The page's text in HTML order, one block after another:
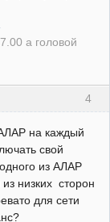
а головой
4
на каждый
свой
из АЛАР
низких сторон
для сети